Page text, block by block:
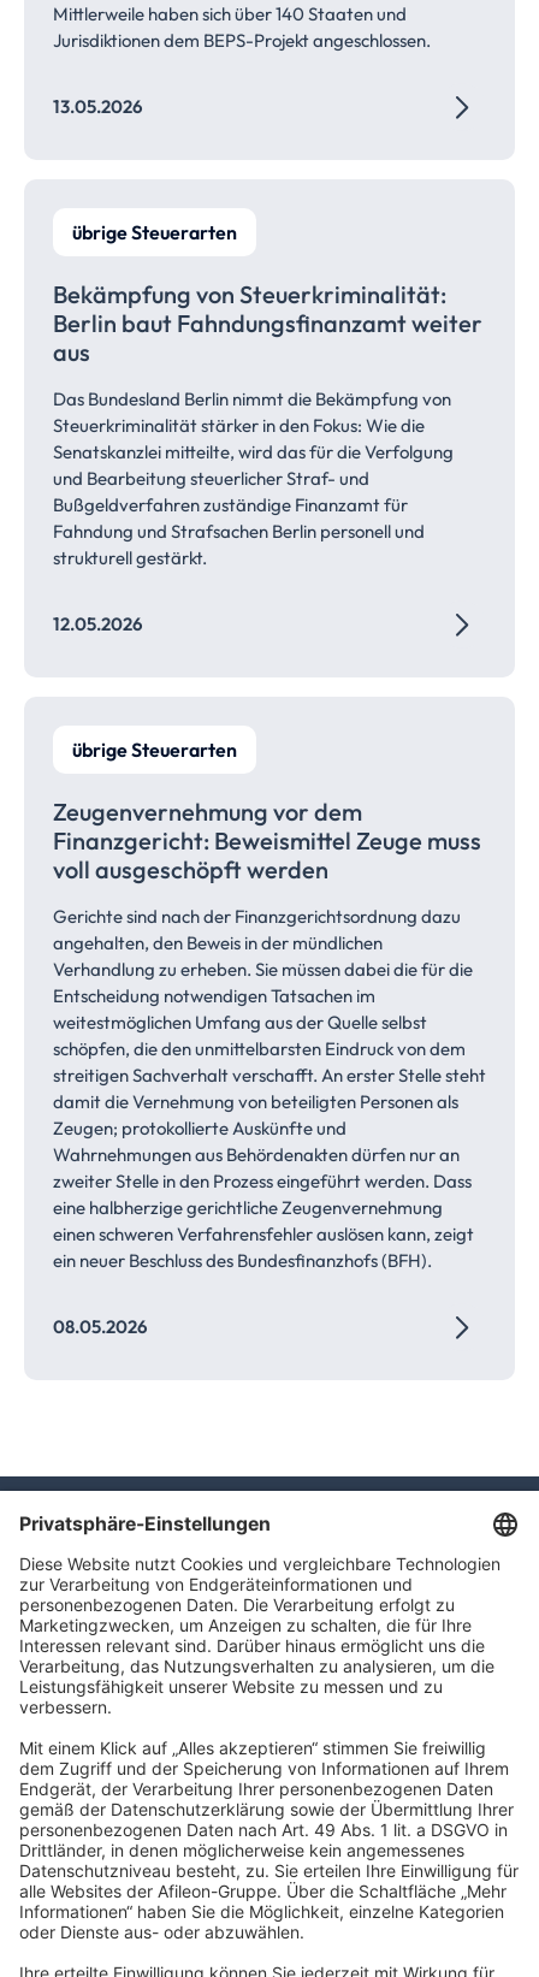
Mittlerweile haben sich über 140 Staaten und
Jurisdiktionen dem BEPS-Projekt angeschlossen.
13.05.2026
übrige Steuerarten
Bekämpfung von Steuerkriminalität:
Berlin baut Fahndungsfinanzamtweiter
aus
Das Bundesland Berlin nimmt die Bekämpfung von
Steuerkriminalität stärker in den Fokus: Wie die
Senatskanzlei mitteilte, wird das für die Verfolgung
und Bearbeitung steuerlicher Straf- und
Bußgeldverfahren zuständige Finanzamt für
Fahndung und Strafsachen Berlin personell und
strukturell gestärkt.
12.05.2026
übrige Steuerarten
Zeugenvernehmung vor dem
Finanzgericht: Beweismittel Zeuge muss
voll ausgeschöpft werden
Gerichte sind nach der Finanzgerichtsordnung dazu
angehalten, den Beweis in der mündlichen
Verhandlung zu erheben. Sie müssen dabei die für die
Entscheidung notwendigen Tatsachen im
weitestmöglichen Umfang aus der Quelle selbst
schöpfen, die den unmittelbarsten Eindruck von dem
streitigen Sachverhalt verschafft. An erster Stelle steht
damit die Vernehmung von beteiligten Personen als
Zeugen; protokollierte Auskünfte und
Wahrnehmungen aus Behördenakten dürfen nur an
zweiter Stelle in den Prozess eingeführt werden. Dass
eine halbherzige gerichtliche Zeugenvernehmung
einen schweren Verfahrensfehler auslösen kann, zeigt
ein neuer Beschluss des Bundesfinanzhofs (BFH).
08.05.2026
TAXFBA GmbH
Gasstraße 18, Haus 6a
22761 Hamburg
info@taxfba.de
Impressum
Datenschutz
Barrierefreiheit
Cookies